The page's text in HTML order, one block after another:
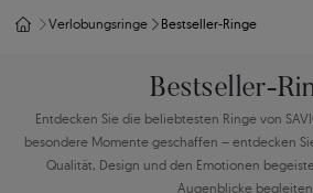
Verlobungsringe Bestseller-Ringe
Bestseller-
Entdecken Sie die beliebtesten Ringe von
besondere Momente geschaffen – entdecken
Qualität, Design und den Emotionen
Augenblicke